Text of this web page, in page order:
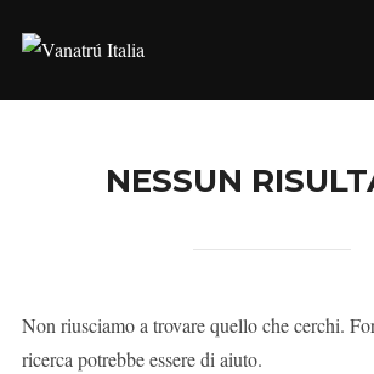
NESSUN
Non riusciamo a trovare quello che cerchi.
ricerca potrebbe essere di aiuto.